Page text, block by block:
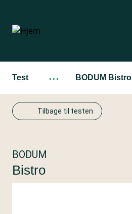
hovedindhold
Test ··· BODUM Bistro
Tilbage til testen
BODUM
Bistro